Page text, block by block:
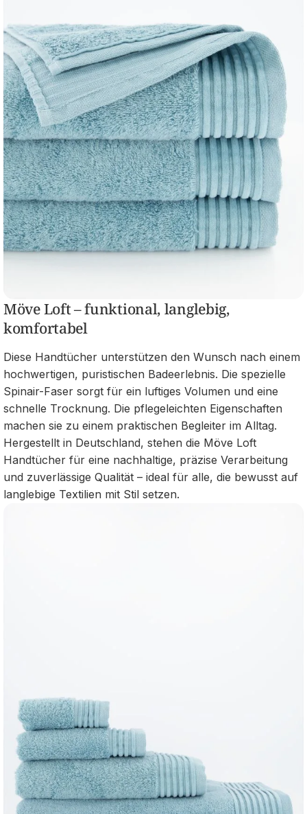
Möve Loft – funktional, langlebig,
komfortabel
Diese Handtücher unterstützen den Wunsch nach einem
hochwertigen, puristischen Badeerlebnis. Die spezielle
Spinair-Faser sorgt für ein luftiges Volumen und eine
schnelle Trocknung. Die pflegeleichten Eigenschaften
machen sie zu einem praktischen Begleiter im Alltag.
Hergestellt in Deutschland, stehen die Möve Loft
Handtücher für eine nachhaltige, präzise Verarbeitung
und zuverlässige Qualität – ideal für alle, die bewusst auf
langlebige Textilien mit Stil setzen.